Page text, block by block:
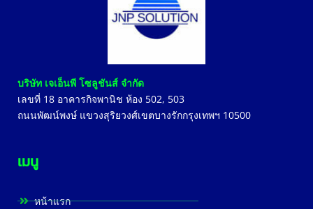
บริษัท เจเอ็นพี โซลูชันส์ จำกัด
เลขที่ 18 อาคารกิจพานิช ห้อง 502, 503
ถนนพัฒน์พงษ์ แขวงสุริยวงศ์เขตบางรักกรุงเทพฯ 10500
เมนู
หน้าแรก